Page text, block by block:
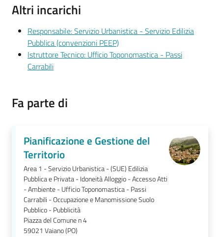
Argomenti
Seguici
Altri incarichi
Responsabile: Servizio Urbanistica - Servizio Edilizia
Pubblica (convenzioni PEEP)
Istruttore Tecnico: Ufficio Toponomastica - Passi
Carrabili
Fa parte di
Pianificazione e Gestione del
Territorio
Area 1 - Servizio Urbanistica - (SUE) Edilizia
Pubblica e Privata - Idoneità Alloggio - Accesso Atti
- Ambiente - Ufficio Toponomastica - Passi
Carrabili - Occupazione e Manomissione Suolo
Pubblico - Pubblicità
Piazza del Comune n 4
59021 Vaiano (PO)